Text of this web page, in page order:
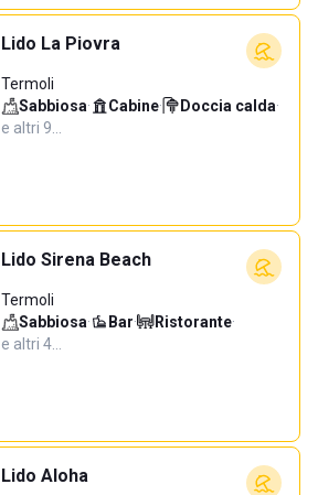
Lido La Piovra
Termoli
Sabbiosa· Cabine· Doccia calda·
e altri 9…
Lido Sirena Beach
Termoli
Sabbiosa· Bar· Ristorante·
e altri 4…
Lido Aloha